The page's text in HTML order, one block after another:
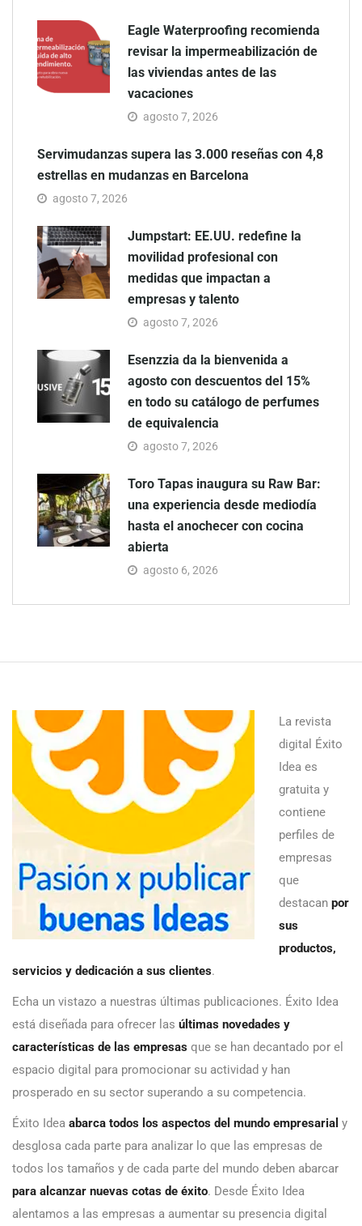
Eagle Waterproofing recomienda
revisar la impermeabilización de
las viviendas antes de las
vacaciones
agosto 7, 2026
Servimudanzas supera las 3.000 reseñas con 4,8
estrellas en mudanzas en Barcelona
agosto 7, 2026
Jumpstart: EE.UU. redefine la
movilidad profesional con
medidas que impactan a
empresas y talento
agosto 7, 2026
Esenzzia da la bienvenida a
agosto con descuentos del 15%
en todo su catálogo de perfumes
de equivalencia
agosto 7, 2026
Toro Tapas inaugura su Raw Bar:
una experiencia desde mediodía
hasta el anochecer con cocina
abierta
agosto 6, 2026
La revista
digital Éxito
Idea es
gratuita y
contiene
perfiles de
empresas
que
destacan por
sus
productos,
servicios y dedicación a sus clientes.
Echa un vistazo a nuestras últimas publicaciones. Éxito Idea
está diseñada para ofrecer las últimas novedades y
características de las empresas que se han decantado por el
espacio digital para promocionar su actividad y han
prosperado en su sector superando a su competencia.
Éxito Idea abarca todos los aspectos del mundo empresarial y
desglosa cada parte para analizar lo que las empresas de
todos los tamaños y de cada parte del mundo deben abarcar
para alcanzar nuevas cotas de éxito. Desde Éxito Idea
alentamos a las empresas a aumentar su presencia digital